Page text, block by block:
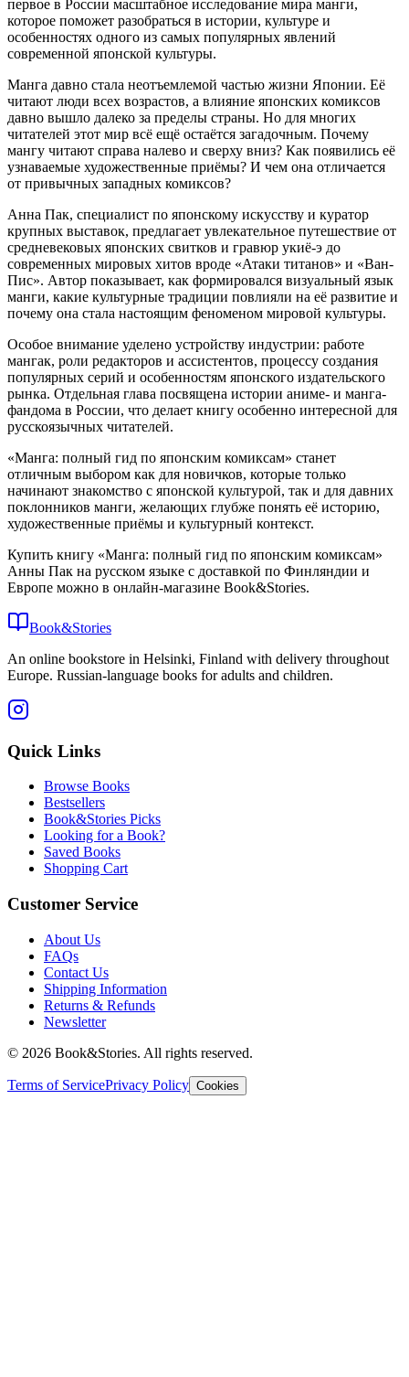
первое в России масштабное исследование мира манги,
которое поможет разобраться в истории, культуре и
особенностях одного из самых популярных явлений
современной японской культуры.
Манга давно стала неотъемлемой частью жизни Японии. Её
читают люди всех возрастов, а влияние японских комиксов
давно вышло далеко за пределы страны. Но для многих
читателей этот мир всё ещё остаётся загадочным. Почему
мангу читают справа налево и сверху вниз? Как появились её
узнаваемые художественные приёмы? И чем она отличается
от привычных западных комиксов?
Анна Пак, специалист по японскому искусству и куратор
крупных выставок, предлагает увлекательное путешествие от
средневековых японских свитков и гравюр укиё-э до
современных мировых хитов вроде «Атаки титанов» и «Ван-
Пис». Автор показывает, как формировался визуальный язык
манги, какие культурные традиции повлияли на её развитие и
почему она стала настоящим феноменом мировой культуры.
Особое внимание уделено устройству индустрии: работе
мангак, роли редакторов и ассистентов, процессу создания
популярных серий и особенностям японского издательского
рынка. Отдельная глава посвящена истории аниме- и манга-
фандома в России, что делает книгу особенно интересной для
русскоязычных читателей.
«Манга: полный гид по японским комиксам» станет
отличным выбором как для новичков, которые только
начинают знакомство с японской культурой, так и для давних
поклонников манги, желающих глубже понять её историю,
художественные приёмы и культурный контекст.
Купить книгу «Манга: полный гид по японским комиксам»
Анны Пак на русском языке с доставкой по Финляндии и
Европе можно в онлайн-магазине Book&Stories.
Book&Stories
An online bookstore in Helsinki, Finland with delivery throughout
Europe. Russian-language books for adults and children.
Quick Links
Browse Books
Bestsellers
Book&Stories Picks
Looking for a Book?
Saved Books
Shopping Cart
Customer Service
About Us
FAQs
Contact Us
Shipping Information
Returns & Refunds
Newsletter
© 2026 Book&Stories. All rights reserved.
Terms of ServicePrivacy Policy Cookies